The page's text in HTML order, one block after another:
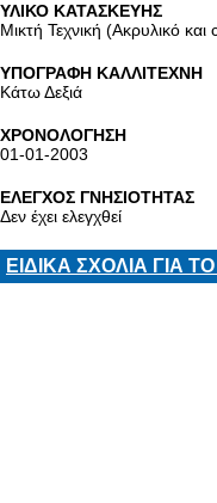
ΥΛΙΚΟ ΚΑΤΑΣΚΕΥΗΣ
Μικτή Τεχνική (Ακρυλικό
ΥΠΟΓΡΑΦΗ ΚΑΛΛΙΤΕΧΝΗ
Κάτω Δεξιά
ΧΡΟΝΟΛΟΓΗΣΗ
01-01-2003
ΕΛΕΓΧΟΣ ΓΝΗΣΙΟΤΗΤΑΣ
Δεν έχει ελεγχθεί
ΕΙΔΙΚΑ ΣΧΟΛΙΑ ΓΙΑ